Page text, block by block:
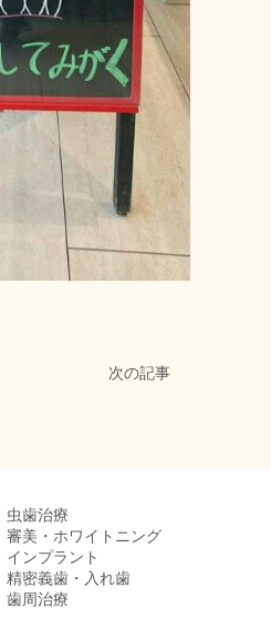
次の記事
虫歯治療
審美・ホワイトニング
インプラント
精密義歯・入れ歯
歯周治療